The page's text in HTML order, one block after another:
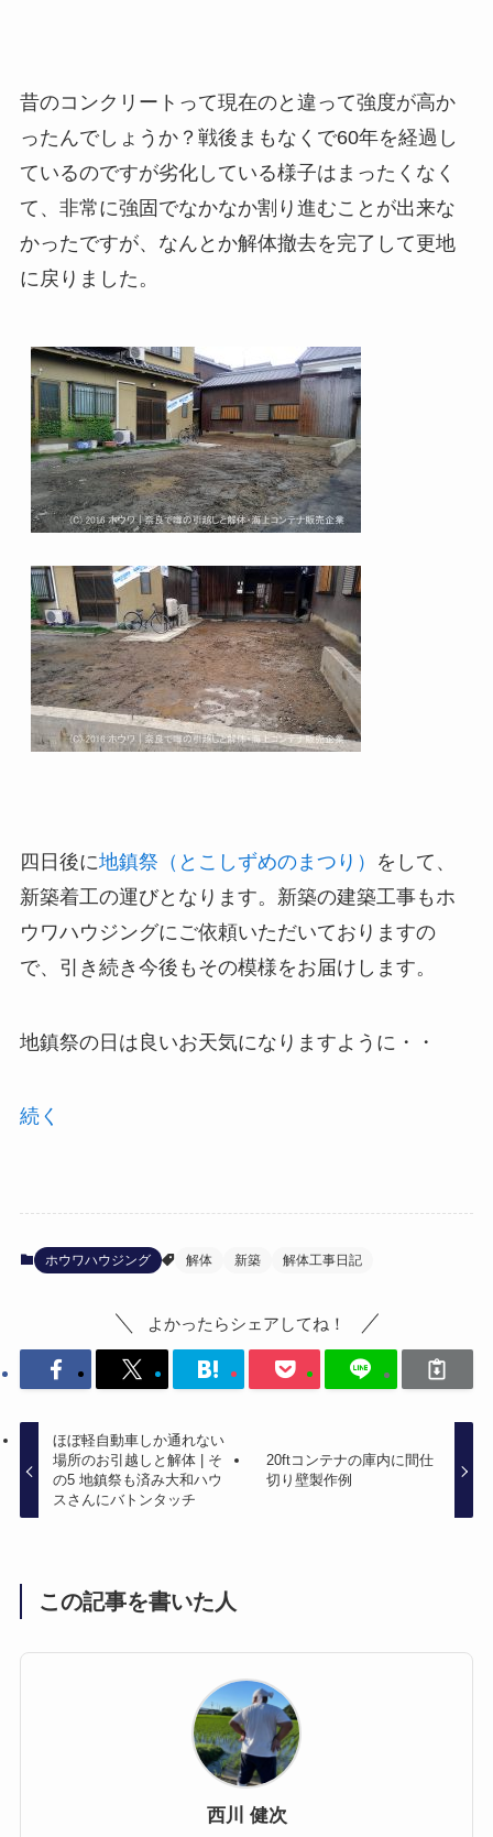
昔のコンクリートって現在のと違って強度が高か
ったんでしょうか？戦後まもなくで60年を経過し
ているのですが劣化している様子はまったくなく
て、非常に強固でなかなか割り進むことが出来な
かったですが、なんとか解体撤去を完了して更地
に戻りました。
四日後に地鎮祭（とこしずめのまつり）
をして、
新築着工の運びとなります。新築の建築工事もホ
ウワハウジングにご依頼いただいておりますの
で、引き続き今後もその模様をお届けします。
地鎮祭の日は良いお天気になりますように・・
続く
ホウワハウジング 解体 新築 解体工事日記
よかったらシェアしてね！
ほぼ軽自動車しか通れない
場所のお引越しと解体 | そ
の5 地鎮祭も済み大和ハウ
スさんにバトンタッチ
20ftコンテナの庫内に間仕
切り壁製作例
この記事を書いた人
西川 健次